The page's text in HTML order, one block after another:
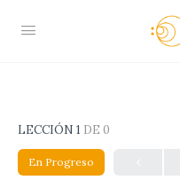
LECCIÓN 1 DE 0
En Progreso